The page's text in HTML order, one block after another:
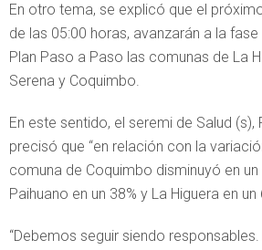
En otro tema, se explicó que el
de las 05:00 horas, avanzarán a la
Plan Paso a Paso las comunas de La
Serena y Coquimbo.
En este sentido, el seremi de Salud
precisó que “en relación con la
comuna de Coquimbo disminuyó en un
Paihuano en un 38% y La Higuera en un
“Debemos seguir siendo